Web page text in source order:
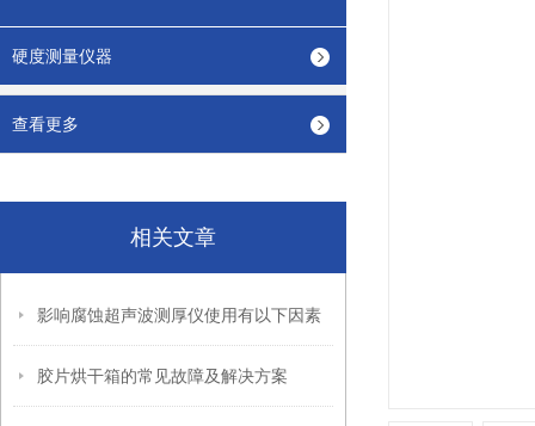
硬度测量仪器
查看更多
相关文章
影响腐蚀超声波测厚仪使用有以下因素
胶片烘干箱的常见故障及解决方案